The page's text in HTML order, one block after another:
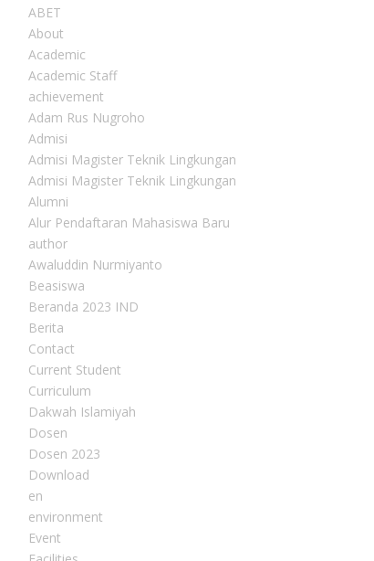
ABET
About
Academic
Academic Staff
achievement
Adam Rus Nugroho
Admisi
Admisi Magister Teknik Lingkungan
Admisi Magister Teknik Lingkungan
Alumni
Alur Pendaftaran Mahasiswa Baru
author
Awaluddin Nurmiyanto
Beasiswa
Beranda 2023 IND
Berita
Contact
Current Student
Curriculum
Dakwah Islamiyah
Dosen
Dosen 2023
Download
en
environment
Event